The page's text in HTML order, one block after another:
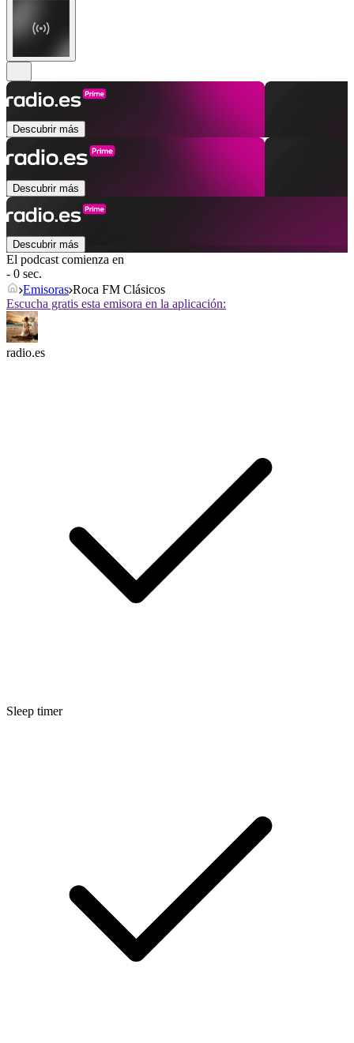
Descubrir más
Descubrir más
Descubrir más
El podcast comienza en
- 0 sec.
Emisoras Roca FM Clásicos
Escucha gratis esta emisora en la aplicación:
radio.es
Sleep timer